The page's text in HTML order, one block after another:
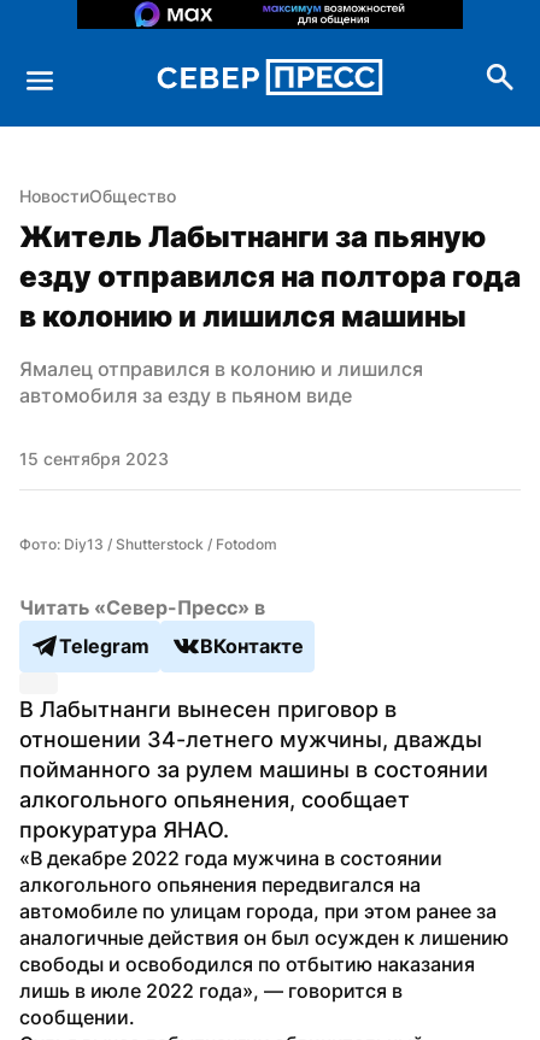
НовостиОбщество
Житель Лабытнанги за пьяную
езду отправился на полтора года
в колонию и лишился машины
Ямалец отправился в колонию и лишился
автомобиля за езду в пьяном виде
15 сентября 2023
Фото: Diy13 / Shutterstock / Fotodom
Читать «Север-Пресс» в
Telegram
ВКонтакте
В Лабытнанги вынесен приговор в
отношении 34-летнего мужчины, дважды
пойманного за рулем машины в состоянии
алкогольного опьянения, сообщает
прокуратура ЯНАО.
«В декабре 2022 года мужчина в состоянии
алкогольного опьянения передвигался на
автомобиле по улицам города, при этом ранее за
аналогичные действия он был осужден к лишению
свободы и освободился по отбытию наказания
лишь в июле 2022 года», — говорится в
сообщении.